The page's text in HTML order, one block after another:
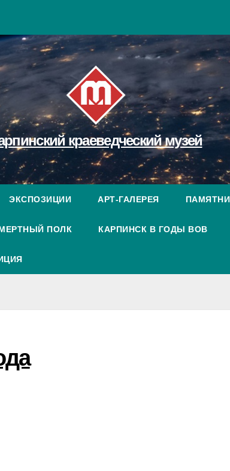
краеведческий музей
ЭКСПОЗИЦИИ АРТ-ГАЛЕРЕЯ
ПОЛК КАРПИНСК В ГОДЫ ВОВ